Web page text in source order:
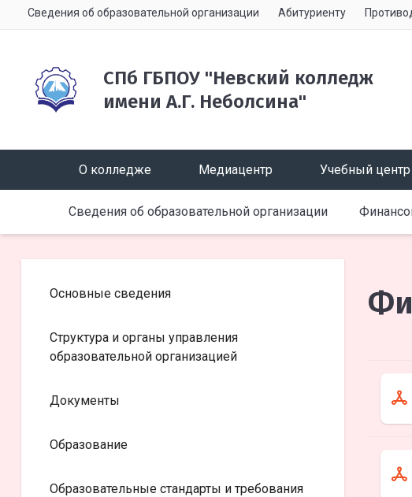
Сведения об образовательной организации Абитуриенту
СПб ГБПОУ "Невский колледж
имени А.Г. Неболсина"
О колледже Медиацентр Учебный центр
Сведения об образовательной организации
Основные сведения
Структура и органы управления
образовательной организацией
Документы
Образование
Образовательные стандарты и требования